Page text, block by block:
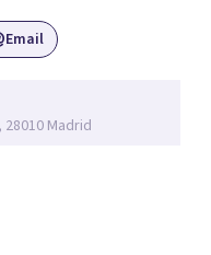
el tratamiento de
ansiedad , estrés,
regresiva para el
Email
Madrid